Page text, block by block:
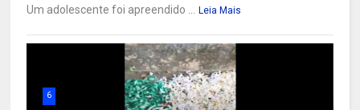
Um adolescente foi apreendido ...
Leia Mais
6